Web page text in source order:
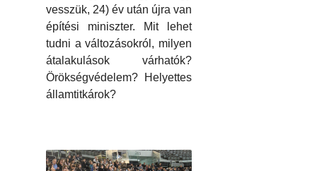
vesszük, 24) év után újra van
építési miniszter. Mit lehet
tudni a változásokról, milyen
átalakulások várhatók?
Örökségvédelem? Helyettes
államtitkárok?